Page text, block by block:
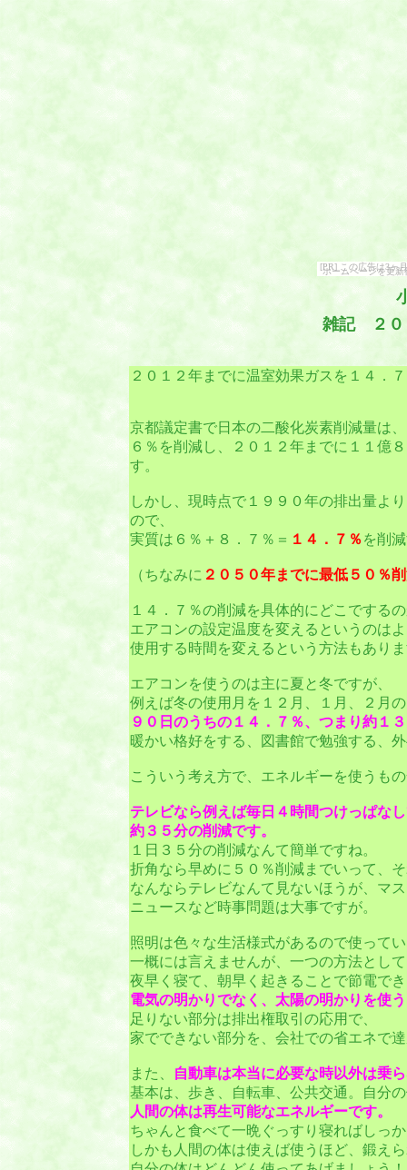
[PR] この広告は3ヶ
ホームページを更
雑記 ２０
２０１２年までに温室効果ガスを１４．
京都議定書で日本の二酸化炭素削減量は
６％を削減し、２０１２年までに１１億
す。
しかし、現時点で１９９０年の排出量よ
ので、
実質は６％＋８．７％＝ １４．７％ を削
（ちなみに ２０５０年までに最低５０％
１４．７％の削減を具体的にどこでする
エアコンの設定温度を変えるというのは
使用する時間を変えるという方法もあり
エアコンを使うのは主に夏と冬ですが、
例えば冬の使用月を１２月、１月、２月
９０日のうちの１４．７％、つまり約１
暖かい格好をする、図書館で勉強する、
こういう考え方で、エネルギーを使うも
テレビなら例えば毎日４時間つけっぱな
約３５分の削減です。
１日３５分の削減なんて簡単ですね。
折角なら早めに５０％削減までいって、
なんならテレビなんて見ないほうが、マ
ニュースなど時事問題は大事ですが。
照明は色々な生活様式があるので使って
一概には言えませんが、一つの方法とし
夜早く寝て、朝早く起きることで節電で
電気の明かりでなく、太陽の明かりを使う
足りない部分は排出権取引の応用で、
家でできない部分を、会社での省エネで
また、
自動車は本当に必要な時以外は乗
基本は、歩き、自転車、公共交通。自分
人間の体は再生可能なエネルギーです。
ちゃんと食べて一晩ぐっすり寝ればしっ
しかも人間の体は使えば使うほど、鍛え